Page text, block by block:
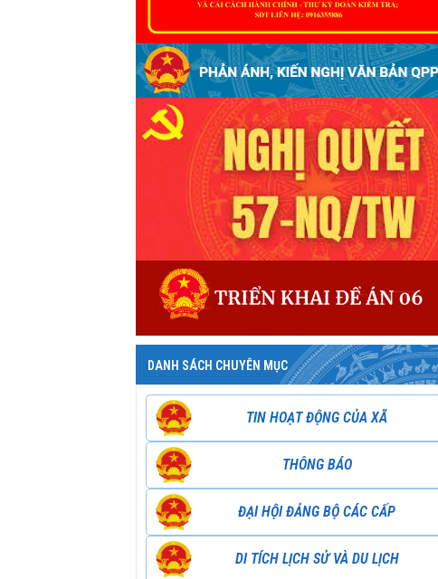
DANH SÁCH CHUYÊN MỤC
TIN HOẠT ĐỘNG CỦA XÃ
THÔNG BÁO
ĐẠI HỘI ĐẢNG BỘ CÁC CẤP
DI TÍCH LỊCH SỬ VÀ DU LỊCH